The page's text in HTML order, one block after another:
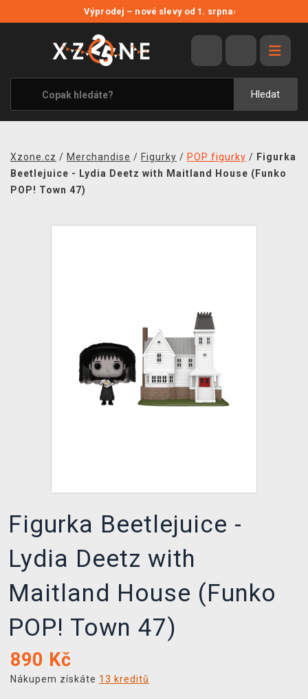
Výprodej – nové slevy od 1. srpna›
Hledat
VÝPRODEJ
VIDEOHRY
XZONE ORIGINALS
TÉMATIKY
MERCHANDISE
XZONE KLUB
TCG & BOARDGAME HUB
Xzone.cz / Merchandise / Figurky / POP figurky / Figurka
Beetlejuice - Lydia Deetz with Maitland House (Funko
POP! Town 47)
Figurka Beetlejuice -
Lydia Deetz with
Maitland House (Funko
POP! Town 47)
890 Kč
Nákupem získáte 13 kreditů